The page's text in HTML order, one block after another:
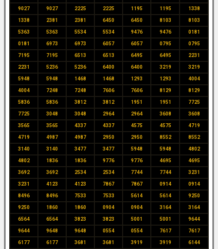
9027 9027 2225 2225 1195 1195 1338
1338 2381 2381 6450 6450 8103 8103
5363 5363 5534 5534 9476 9476 0181
0181 6973 6973 6057 6057 0795 0795
7195 7195 6513 6513 6495 6495 2231
2231 5236 5236 6400 6400 3219 3219
5948 5948 1468 1468 1293 1293 4004
4004 7248 7248 7606 7606 8129 8129
5836 5836 3812 3812 1951 1951 7725
7725 3048 3048 2964 2964 3608 3608
3565 3565 4337 4337 4575 4575 4719
4719 4987 4987 2950 2950 8552 8552
3140 3140 3477 3477 5948 5948 4802
4802 1836 1836 9776 9776 4695 4695
3692 3692 2534 2534 7744 7744 3231
3231 4123 4123 7867 7867 0914 0914
8496 8496 7533 7533 5614 5614 9250
9250 1860 1860 0904 0904 3164 3164
6564 6564 3823 3823 5001 5001 9644
9644 9648 9648 0554 0554 7617 7617
6177 6177 3681 3681 3919 3919 6144